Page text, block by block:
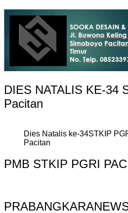
DIES NATALIS KE-34
Pacitan
Dies Natalis ke-34STKIP
Pacitan
PMB STKIP PGRI